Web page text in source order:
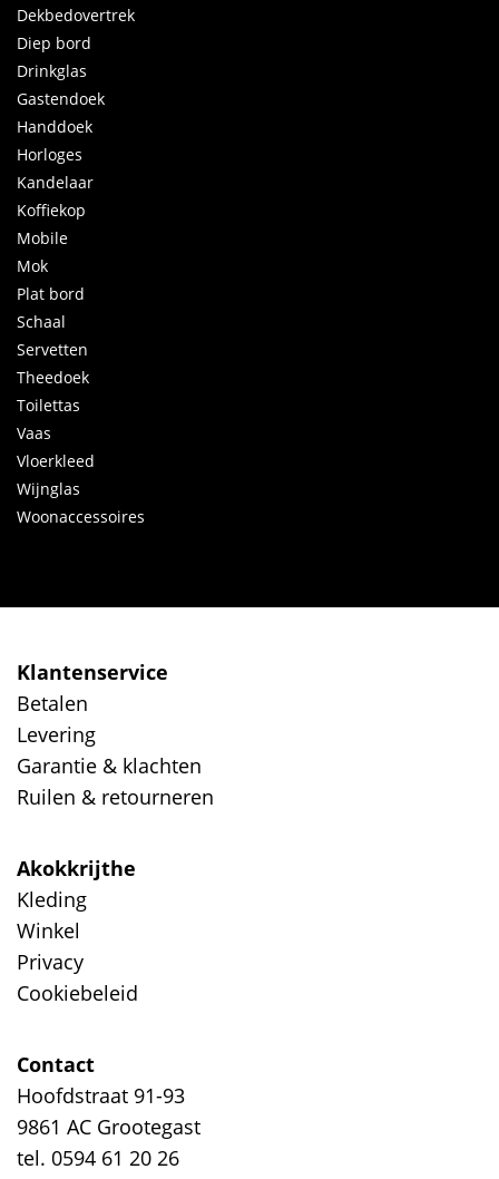
Dekbedovertrek
Diep bord
Drinkglas
Gastendoek
Handdoek
Horloges
Kandelaar
Koffiekop
Mobile
Mok
Plat bord
Schaal
Servetten
Theedoek
Toilettas
Vaas
Vloerkleed
Wijnglas
Woonaccessoires
Klantenservice
Betalen
Levering
Garantie & klachten
Ruilen & retourneren
Akokkrijthe
Kleding
Winkel
Privacy
Cookiebeleid
Contact
Hoofdstraat 91-93
9861 AC Grootegast
tel. 0594 61 20 26